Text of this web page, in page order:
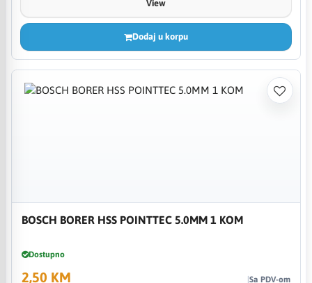
View
Dodaj u korpu
BOSCH BORER HSS POINTTEC 5.0MM 1 KOM
Dostupno
2,50 KM Sa PDV-om